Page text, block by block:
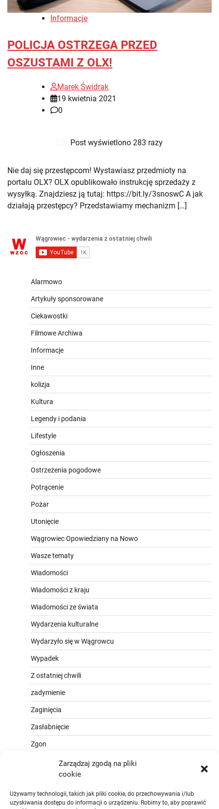
Zarządzaj zgodą na pliki
cookie
Używamy technologii, takich jak pliki cookie, do przechowywania i/lub
uzyskiwania dostępu do informacji o urządzeniu. Robimy to, aby poprawić
Informacje
POLICJA OSTRZEGA PRZED
OSZUSTAMI Z OLX!
Marek Świdrak
19 kwietnia 2021
0
Post wyświetlono 283 razy
Nie daj się przestępcom! Wystawiasz przedmioty na
portalu OLX? OLX opublikowało instrukcję sprzedaży z
wysyłką. Znajdziesz ją tutaj: https://bit.ly/3snoswC A jak
działają przestępcy? Przedstawiamy mechanizm […]
Alarmowo
Artykuły sponsorowane
Ciekawostki
Filmowe Archiwa
Informacje
Inne
kolizja
Kultura
Legendy i podania
Lifestyle
Ogłoszenia
Ostrzeżenia pogodowe
Potrącenie
Pożar
Utonięcie
Wągrowiec Opowiedziany na Nowo
Wasze tematy
Wiadomości
Wiadomości z kraju
Wiadomości ze świata
Wydarzenia kulturalne
Wydarzyło się w Wągrowcu
Wypadek
Z ostatniej chwili
zadymienie
Zaginięcia
Zasłabnięcie
Zgon